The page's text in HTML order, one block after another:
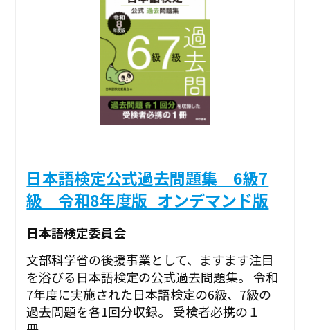
日本語検定公式過去問題集 6級7
級 令和8年度版_オンデマンド版
日本語検定委員会
文部科学省の後援事業として、ますます注目
を浴びる日本語検定の公式過去問題集。 令和
7年度に実施された日本語検定の6級、7級の
過去問題を各1回分収録。 受検者必携の１